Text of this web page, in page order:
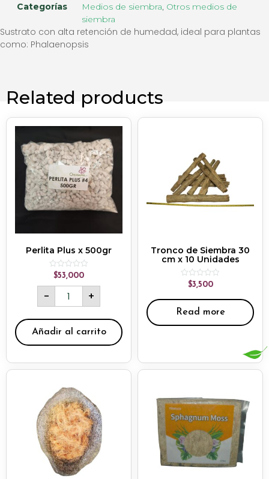
Categorías
Medios de siembra, Otros medios de
siembra
Sustrato con alta retención de humedad, ideal para plantas
como: Phalaenopsis
Related products
Perlita Plus x 500gr
Rated
out
$53,000
- +
Añadir al carrito
Tronco de Siembra 30
cm x 10 Unidades
Rated
5
$3,500
Read more